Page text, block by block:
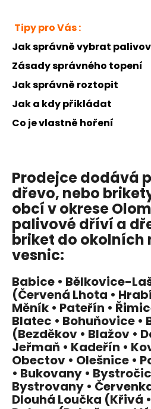
Tipy pro Vás :
Jak správně vybrat
Zásady správného topení
Jak správně roztopit
Jak a kdy přikládat
Co je vlastně hoření
Prodejce dodává
dřevo, nebo
obcí v okrese
palivové dříví a
briket do okolních
vesnic:
Babice • Bělkovice-
(Červená Lhota •
Měník • Pateřín •
Blatec • Bohuňovice •
(Bezděkov • Blažov •
Jeřmaň • Kadeřín •
Obectov • Olešnice •
• Bukovany •
Bystrovany •
Dlouhá Loučka (Křivá